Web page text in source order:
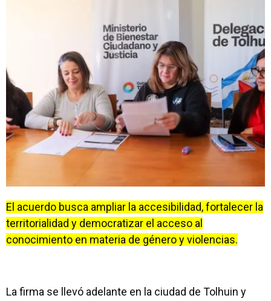
El acuerdo busca ampliar la accesibilidad, fortalecer la
territorialidad y democratizar el acceso al
conocimiento en materia de género y violencias.
La firma se llevó adelante en la ciudad de Tolhuin y